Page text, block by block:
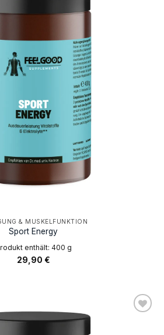
& MUSKELFUNKTION
Sport Energy
enthält: 400 g
29,90 €